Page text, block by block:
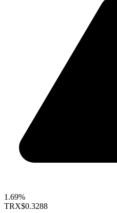
1.69%
TRX$0.3288